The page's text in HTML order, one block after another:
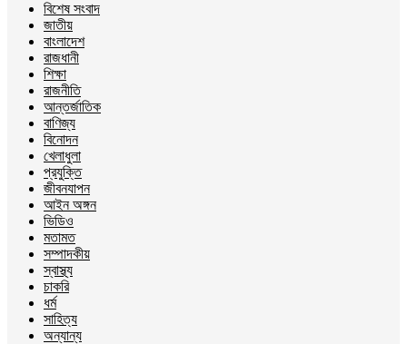
বিশেষ সংবাদ
জাতীয়
বাংলাদেশ
রাজধানী
শিক্ষা
রাজনীতি
আন্তর্জাতিক
বাণিজ্য
বিনোদন
খেলাধুলা
প্রযুক্তি
জীবনযাপন
আইন অঙ্গন
ভিডিও
মতামত
সম্পাদকীয়
স্বাস্থ্য
চাকরি
ধর্ম
সাহিত্য
অন্যান্য